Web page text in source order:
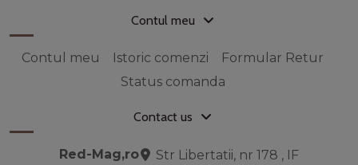
Contul meu
Contul meu Istoric comenzi
Formular Retur
Status comanda
Contact us
Red-Mag,ro Str Libertatii, nr 178 , IF